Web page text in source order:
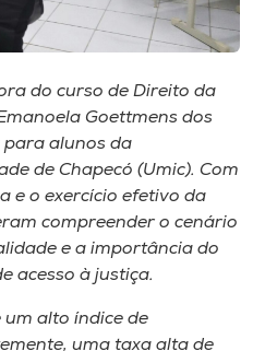
do curso de Direito da
Goettmens dos
alunos da
de Chapecó (Umic). Com
e o exercício efetivo da
compreender o cenário
e a importância do
acesso à justiça.
alto índice de
uma taxa alta de